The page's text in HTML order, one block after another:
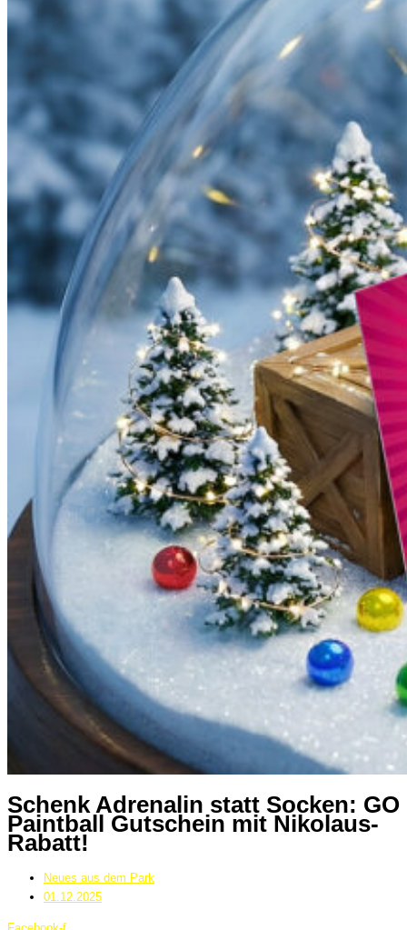
Schenk Adrenalin statt Socken: GO
Paintball Gutschein mit Nikolaus-
Rabatt!
Neues aus dem Park
01.12.2025